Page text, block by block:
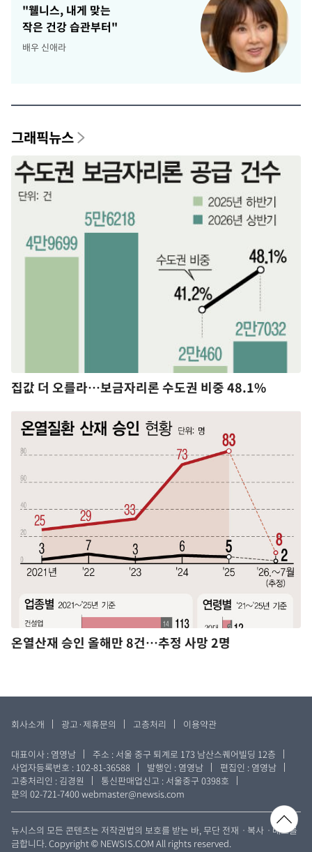
"웰니스, 내게 맞는
작은 건강 습관부터"
배우 신애라
그래픽뉴스
집값 더 오를라…보금자리론 수도권 비중 48.1%
온열산재 승인 올해만 8건…추정 사망 2명
회사소개 광고·제휴문의 고층처리 이용약관
대표이사 : 염영남
주소 : 서울 중구 퇴계로 173 남산스퀘어빌딩 12층
사업자등록번호 : 102-81-36588
발행인 : 염영남
편집인 : 염영남
고충처리인 : 김경원
통신판매업신고 : 서울중구 0398호
문의 02-721-7400webmaster@newsis.com
뉴시스의 모든 콘텐츠는 저작권법의 보호를 받는 바, 무단 전재ㆍ복사ㆍ배포를
금합니다. Copyright © NEWSIS.COM All rights reserved.